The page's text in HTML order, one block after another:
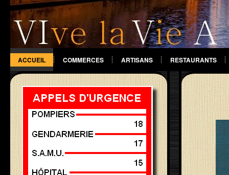
ACCUEIL COMMERCES ARTISANS RESTAURANTS
DIVERS